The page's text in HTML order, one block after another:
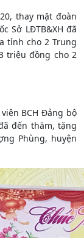
thay mặt đoàn
Sở LĐTB&XH đã
tỉnh cho 2 Trung
triệu đồng cho 2
BCH Đảng bộ
đến thăm, tặng
Phùng, huyện